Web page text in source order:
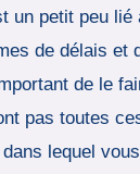
un petit peu
de délais
de le
pas toutes
lequel